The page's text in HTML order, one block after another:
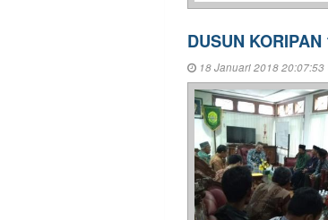
DUSUN
18 Januari 2018 20:07:53